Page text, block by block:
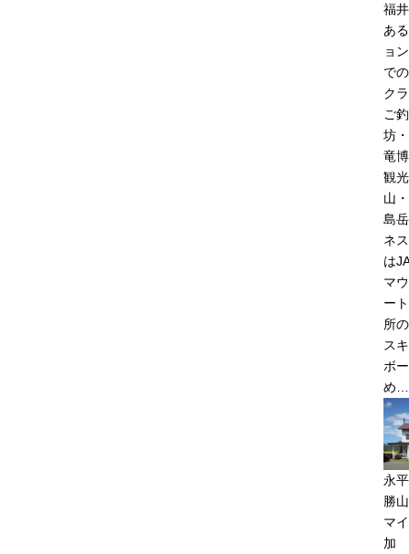
福
あ
ョ
で
ク
ご
坊
竜
観
山
島
ネ
は
マ
ー
所
ス
ボ
め…
永
勝
マ
加